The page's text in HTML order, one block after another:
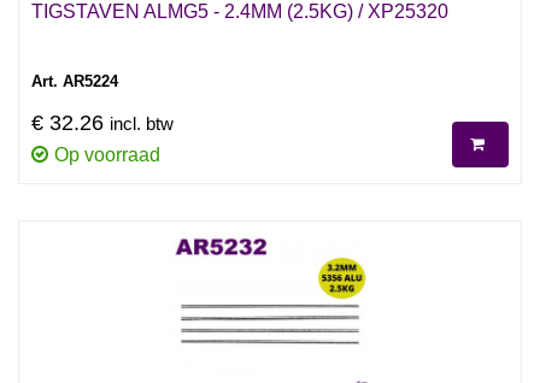
TIGSTAVEN ALMG5 - 2.4MM (2.5KG) / XP25320
Art. AR5224
€ 32.26 incl. btw
Op voorraad